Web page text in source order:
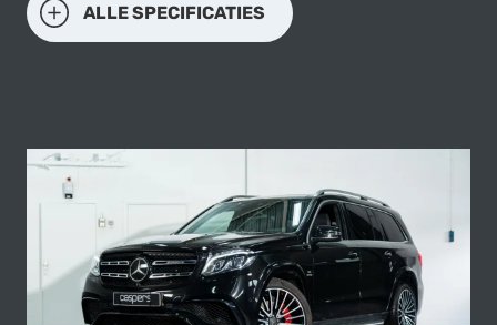
ALLE SPECIFICATIES